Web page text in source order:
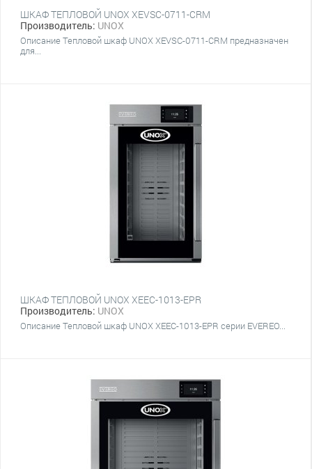
ШКАФ ТЕПЛОВОЙ UNOX XEVSC-0711-CRM
Производитель: UNOX
Описание Тепловой шкаф UNOX XEVSC-0711-CRM предназначен
для...
ШКАФ ТЕПЛОВОЙ UNOX XEEC-1013-EPR
Производитель: UNOX
Описание Тепловой шкаф UNOX XEEC-1013-EPR серии EVEREO...